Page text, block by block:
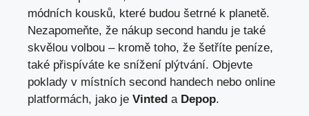
módních kousků, které budou šetrné k planetě.
Nezapomeňte, že nákup second handu je také
skvělou volbou – kromě toho, že šetříte peníze,
také přispíváte ke snížení plýtvání. Objevte
poklady v místních second handech nebo online
platformách, jako je Vinted a Depop.